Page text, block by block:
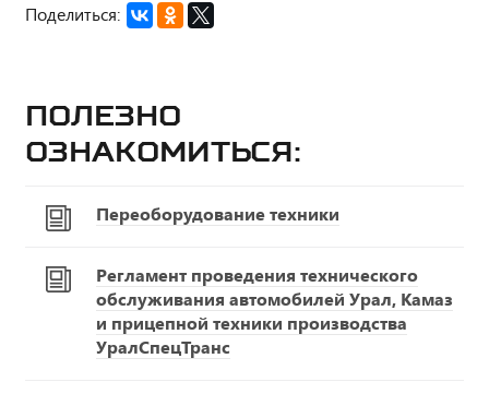
Поделиться:
Полезно
ознакомиться:
Переоборудование техники
Регламент проведения технического
обслуживания автомобилей Урал, Камаз
и прицепной техники производства
УралСпецТранс